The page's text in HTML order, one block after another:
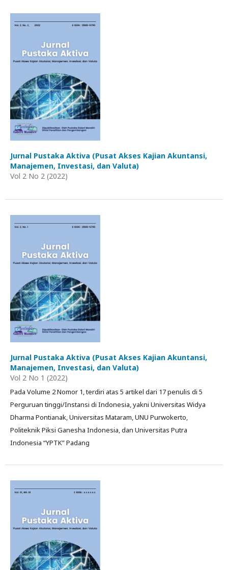
Jurnal Pustaka Aktiva (Pusat Akses Kajian Akuntansi,
Manajemen, Investasi, dan Valuta)
Vol 2 No 2 (2022)
Jurnal Pustaka Aktiva (Pusat Akses Kajian Akuntansi,
Manajemen, Investasi, dan Valuta)
Vol 2 No 1 (2022)
Pada Volume 2 Nomor 1, terdiri atas 5 artikel dari 17 penulis di 5
Perguruan tinggi/Instansi di Indonesia, yakni Universitas Widya
Dharma Pontianak, Universitas Mataram, UNU Purwokerto,
Politeknik Piksi Ganesha Indonesia, dan Universitas Putra
Indonesia “YPTK” Padang